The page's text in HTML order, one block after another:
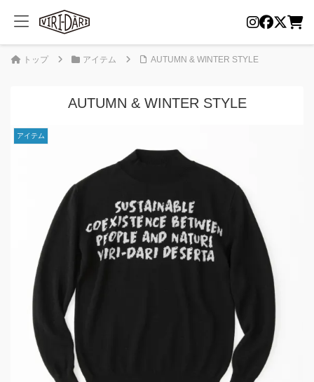
トップ アイテム AUTUMN & WINTER STYLE
AUTUMN & WINTER STYLE
アイテム